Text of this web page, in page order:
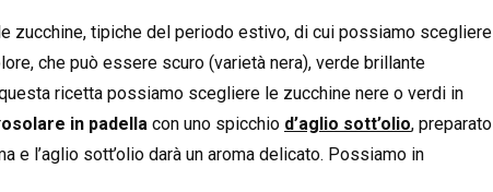
zucchine, tipiche del periodo estivo, di cui possiamo scegliere
che può essere scuro (varietà nera), verde brillante
ricetta possiamo scegliere le zucchine nere o verdi in
osolare in padella con uno spicchio d’aglio sott’olio, preparato
e l’aglio sott’olio darà un aroma delicato. Possiamo in